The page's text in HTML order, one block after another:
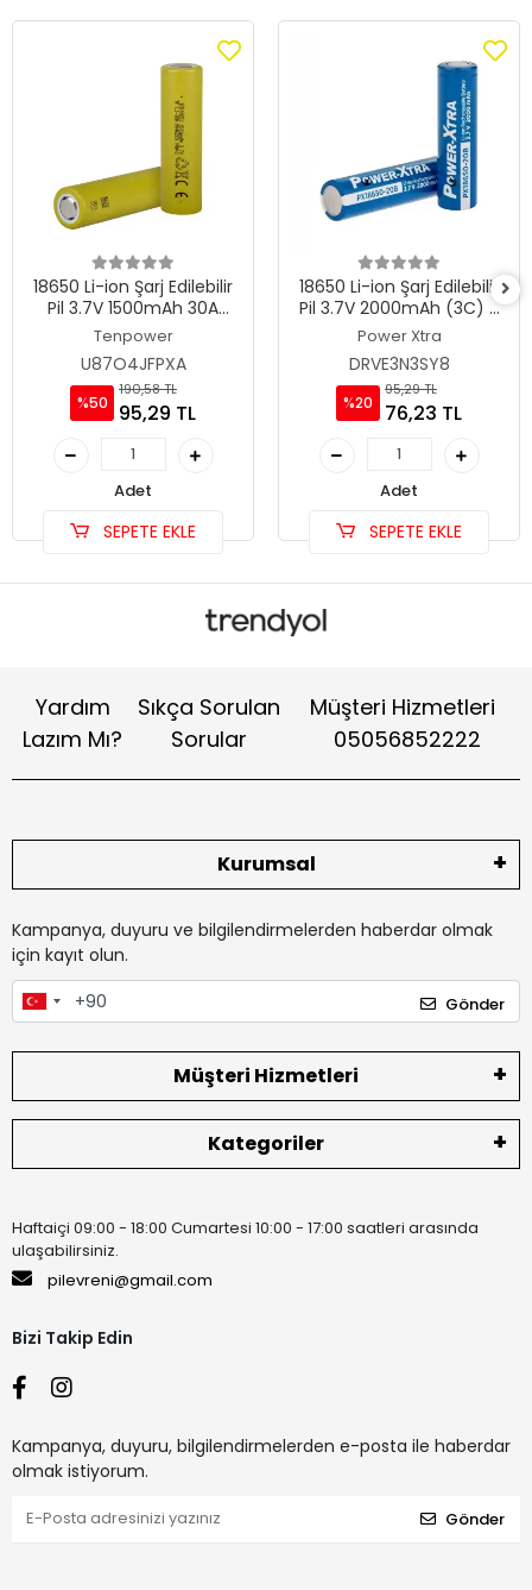
18650 Li-ion Şarj Edilebilir
Pil 3.7V 1500mAh 30A
High-Drain-20C -
Tenpower ICR18650-15SG
Tenpower
U87O4JFPXA
%50
190,58 TL
95,29 TL
Adet
SEPETE EKLE
18650 Li-ion Şarj Edilebilir
Pil 3.7V 2000mAh (3C) -
Power-Xtra PX18650-20B
Power Xtra
DRVE3N3SY8
%20
95,29 TL
76,23 TL
Adet
SEPETE EKLE
Yardım
Lazım Mı?
Sıkça Sorulan
Sorular
Müşteri Hizmetleri
05056852222
Kurumsal
Kampanya, duyuru ve bilgilendirmelerden haberdar olmak
için kayıt olun.
Gönder
Müşteri Hizmetleri
Kategoriler
Haftaiçi 09:00 - 18:00 Cumartesi 10:00 - 17:00 saatleri arasında
ulaşabilirsiniz.
pilevreni@gmail.com
Bizi Takip Edin
Kampanya, duyuru, bilgilendirmelerden e-posta ile haberdar
olmak istiyorum.
Gönder